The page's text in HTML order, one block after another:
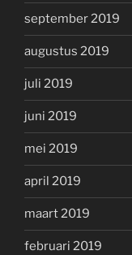
september 2019
augustus 2019
juli 2019
juni 2019
mei 2019
april 2019
maart 2019
februari 2019